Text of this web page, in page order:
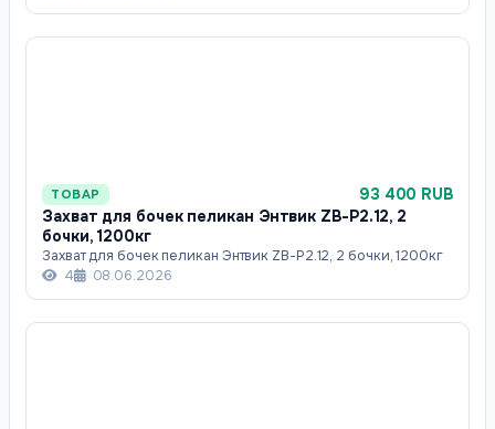
ТОВАР
93 400 RUB
Захват для бочек пеликан Энтвик ZB-P2.12, 2
бочки, 1200кг
Захват для бочек пеликан Энтвик ZB-P2.12, 2 бочки, 1200кг
4
08.06.2026